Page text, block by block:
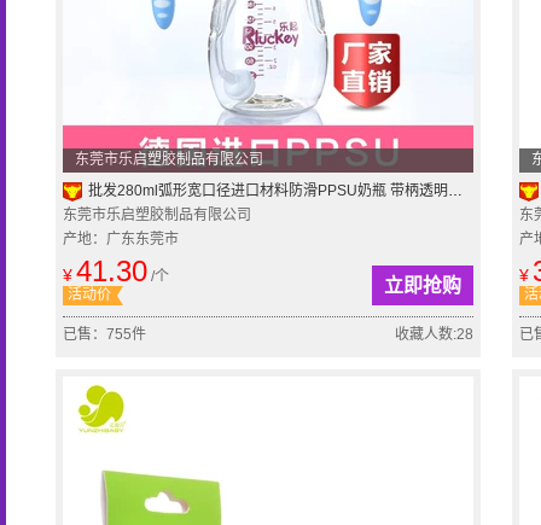
东莞市乐启塑胶制品有限公司
批发280ml弧形宽口径进口材料防滑PPSU奶瓶 带柄透明防摔奶瓶
东莞市乐启塑胶制品有限公司
产地：广东东莞市
¥41.30 /个
活动价
立即抢购
已售：755件 收藏人数:28
东
产
¥
已